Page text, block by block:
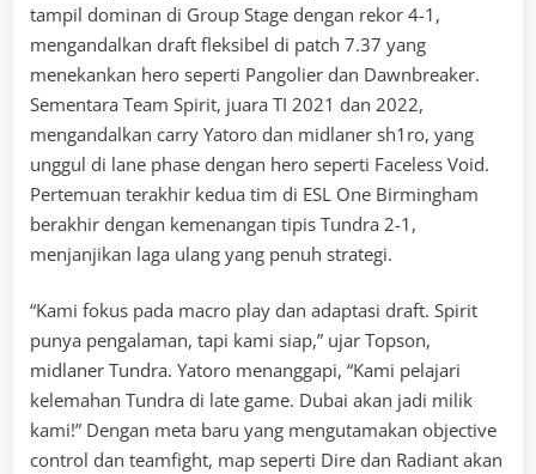
tampil dominan di Group Stage dengan rekor 4-1,
mengandalkan draft fleksibel di patch 7.37 yang
menekankan hero seperti Pangolier dan Dawnbreaker.
Sementara Team Spirit, juara TI 2021 dan 2022,
mengandalkan carry Yatoro dan midlaner sh1ro, yang
unggul di lane phase dengan hero seperti Faceless Void.
Pertemuan terakhir kedua tim di ESL One Birmingham
berakhir dengan kemenangan tipis Tundra 2-1,
menjanjikan laga ulang yang penuh strategi.
“Kami fokus pada macro play dan adaptasi draft. Spirit
punya pengalaman, tapi kami siap,” ujar Topson,
midlaner Tundra. Yatoro menanggapi, “Kami pelajari
kelemahan Tundra di late game. Dubai akan jadi milik
kami!” Dengan meta baru yang mengutamakan objective
control dan teamfight, map seperti Dire dan Radiant akan